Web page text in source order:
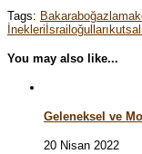
Tags: Bakaraboğazlamak
İnekleriİsrailoğulları
You may also like...
Geleneksel ve
20 Nisan 2022